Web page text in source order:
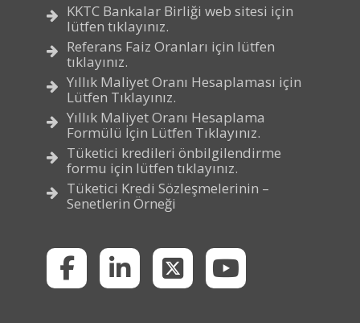
KKTC Bankalar Birliği web sitesi için
lütfen tıklayınız.
Referans Faiz Oranları için lütfen
tıklayınız.
Yıllık Maliyet Oranı Hesaplaması için
Lütfen Tıklayınız.
Yıllık Maliyet Oranı Hesaplama
Formülü İçin Lütfen Tıklayınız.
Tüketici kredileri önbilgilendirme
formu için lütfen tıklayınız.
Tüketici Kredi Sözleşmelerinin –
Senetlerin Örneği